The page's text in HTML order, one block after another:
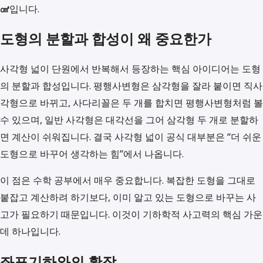
㎠입니다.
도형의 분할과 합성이 왜 중요한가
사각형 넓이 단원에서 반복해서 등장하는 핵심 아이디어는 도형
의 분할과 합성입니다. 평행사변형은 삼각형을 잘라 붙이면 직사
각형으로 바뀌고, 사다리꼴은 두 개를 합치면 평행사변형처럼 볼
수 있으며, 일반 사각형은 대각선을 그어 삼각형 두 개로 분할하
면 계산이 쉬워집니다. 결국 사각형 넓이 공식 대부분은 “더 쉬운
도형으로 바꾸어 생각하는 힘”에서 나옵니다.
이 점은 수학 공부에서 매우 중요합니다. 복잡한 도형을 그대로
붙잡고 계산하려 하기보다, 이미 알고 있는 도형으로 바꾸는 사
고가 필요하기 때문입니다. 이것이 기하학적 사고력의 핵심 가운
데 하나입니다.